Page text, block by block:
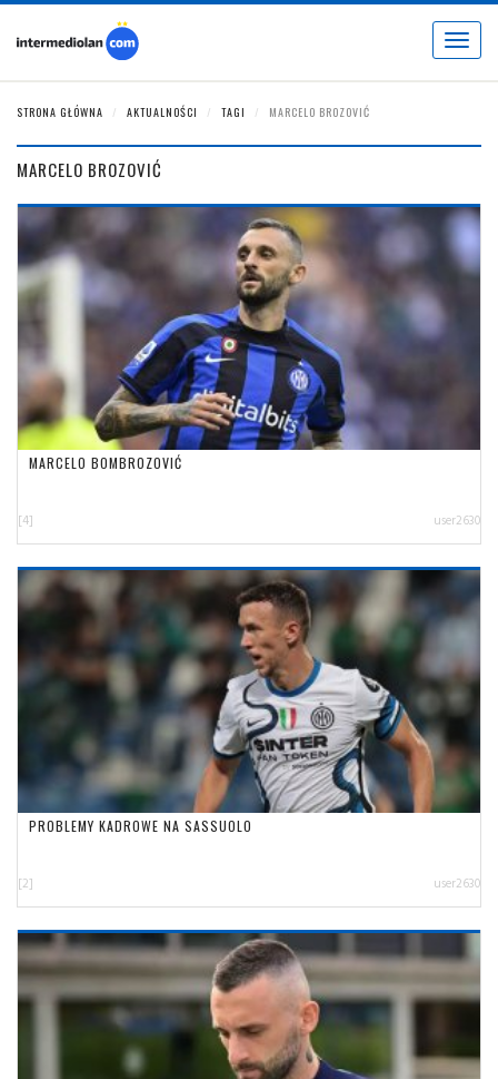
Toggle
STRONA GŁÓWNA AKTUALNOŚCI TAGI MARCELO BROZOVIĆ
MARCELO BROZOVIĆ
MARCELO BOMBROZOVIĆ
[4] user2630
PROBLEMY KADROWE NA SASSUOLO
[2] user2630